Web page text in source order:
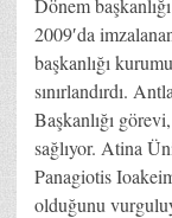
Dönem
2009′da
başkanlığı
sınırlandırdı.
Başkanlığı
sağlıyor. Atina
Panagiotis
olduğunu